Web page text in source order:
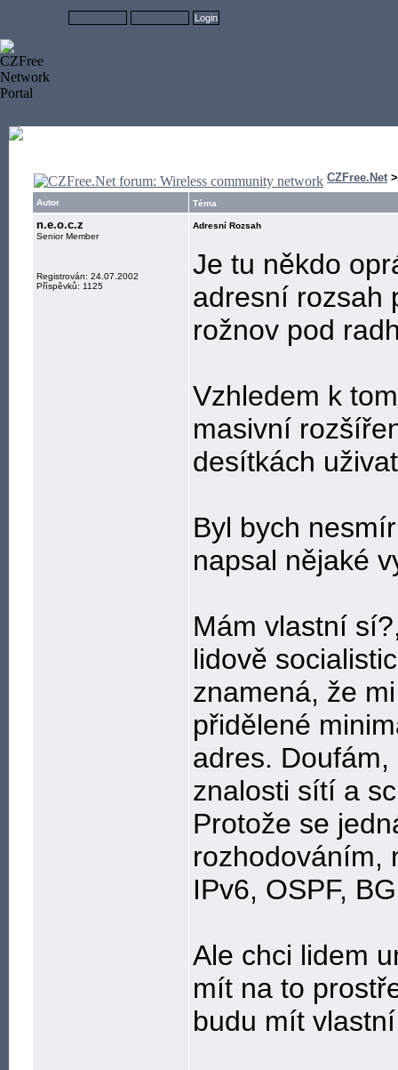
CZFree.Net
Autor Téma
n.e.o.c.z
Senior Member
Registrován: 24.07.2002
Příspěvků: 1125
Adresní Rozsah
Je tu někdo
adresní rozsah
rožnov pod
Vzhledem k
masivní
desítkách
Byl bych
napsal nějaké
Mám vlastní
lidově
znamená, že
přidělené
adres.
znalosti sítí a
Protože se
rozhodováním,
IPv6, OSPF,
Ale chci lidem
mít na to
budu mít